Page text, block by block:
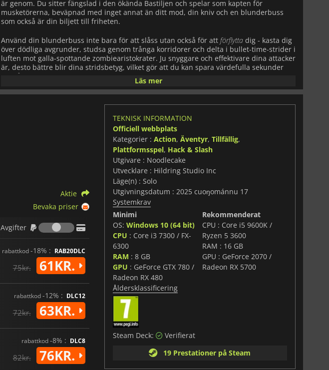
är genom. Du sitter fängslad i den ökända Bastiljen och spelar som kapten för
musketörerna, beväpnad med inget annat än ditt mod, din kniv och en blunderbuss
som också är din biljett till friheten.
Använd din blunderbuss inte bara för att slåss utan också för att förflytta dig - kasta dig
över dödliga avgrunder, studsa genom trånga korridorer och delta i bullet-time-strider i
luften mot galla-spottande zombiearistokrater. Ju snyggare och effektivare dina attacker
är, desto bättre blir dina stridsbetyg, vilket gör att du kan spara värdefulla sekunder
och låsa upp tuffare och mer belönande utmaningar.
Utforska ett vidsträckt, hemlighetsfyllt fängelsekomplex, samla delar för att bygga ditt
flyktluftskepp och avslöja en mörk konspiration som hotar hela Frankrike. Vill du ha mer
din Twitch-publik utlösa dem live för oförutsägbara, upprörande spelmoment.
Läs mer
Aktie
Bevaka priser
Avgifter
Avgifter
rabattkod-18% : RAB20DLC
75kr. 61KR.
rabattkod-12% : DLC12
72kr. 63KR.
rabattkod-8% : DLC8
82kr. 76KR.
TEKNISK INFORMATION
Officiell webbplats
Kategorier : Action, Äventyr, Tillfällig,
Plattformsspel, Hack & Slash
Utgivare : Noodlecake
Utvecklare : Hildring Studio Inc
Läge(n) : Solo
Utgivningsdatum : 2025 cuoŋománnu 17
Systemkrav
Minimi
OS: Windows 10 (64 bit)
CPU : Core i3 7300 / FX-
6300
RAM : 8 GB
GPU : GeForce GTX 780 /
Radeon RX 480
Rekommenderat
CPU : Core i5 9600K /
Ryzen 5 3600
RAM : 16 GB
GPU : GeForce 2070 /
Radeon RX 5700
Åldersklassificering
Steam Deck:
Verifierat
19 Prestationer på Steam